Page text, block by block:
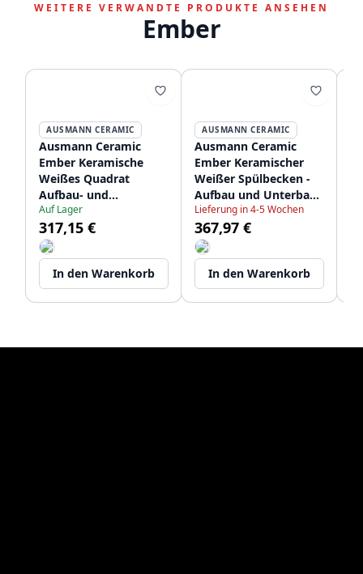
WEITERE VERWANDTE PRODUKTE ANSEHEN
Ember
AUSMANN CERAMIC
Ausmann Ceramic
Ember Keramische
Weißes Quadrat
Aufbau- und
Unterbauwaschbecken
40 x 40 cm mit
Edelstahlstopfen
1208970094
Auf Lager
317,15 €
In den Warenkorb
AUSMANN CERAMIC
Ausmann Ceramic
Ember Keramischer
Weißer Spülbecken -
Aufbau und Unterbau
54 x 40 cm mit
Edelstahlstopfen
1208970508
Lieferung in 4-5 Wochen
367,97 €
In den Warenkorb